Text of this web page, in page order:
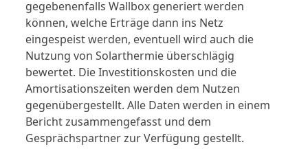
gegebenenfalls Wallbox generiert werden
können, welche Erträge dann ins Netz
eingespeist werden, eventuell wird auch die
Nutzung von Solarthermie überschlägig
bewertet. Die Investitionskosten und die
Amortisationszeiten werden dem Nutzen
gegenübergestellt. Alle Daten werden in einem
Bericht zusammengefasst und dem
Gesprächspartner zur Verfügung gestellt.